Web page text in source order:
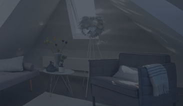
der klar überzeugt – und eine Debatte, die nicht aufhört